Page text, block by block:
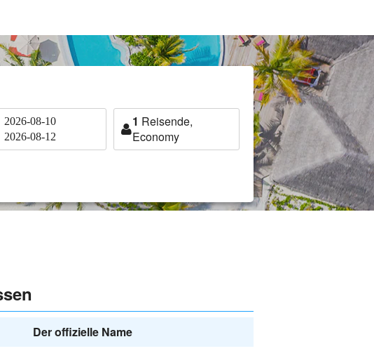
2026-08-10
2026-08-12
1 Reisende,
Economy
Der offizielle Name